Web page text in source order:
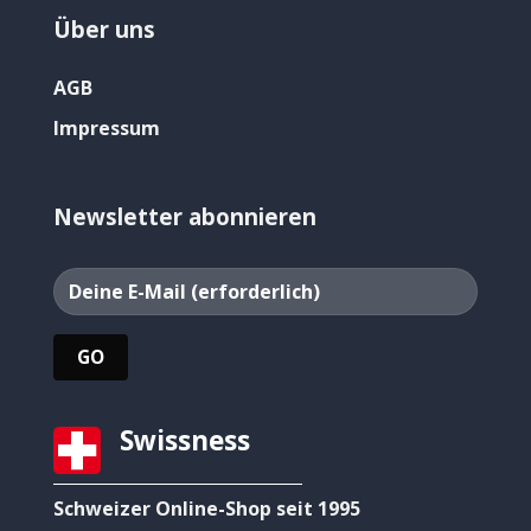
Über uns
AGB
Impressum
Newsletter abonnieren
Swissness
Schweizer Online-Shop seit 1995